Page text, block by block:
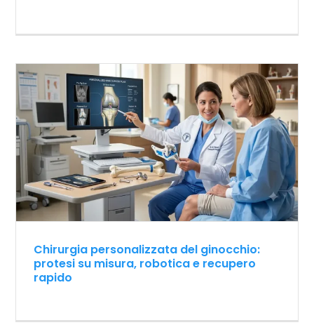
Chirurgia personalizzata del ginocchio:
protesi su misura, robotica e recupero
rapido